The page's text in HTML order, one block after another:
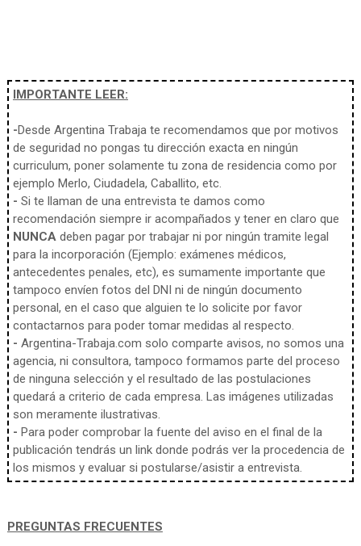
IMPORTANTE LEER:
-Desde Argentina Trabaja te recomendamos que por motivos
de seguridad no pongas tu dirección exacta en ningún
curriculum, poner solamente tu zona de residencia como por
ejemplo Merlo, Ciudadela, Caballito, etc.
- Si te llaman de una entrevista te damos como
recomendación siempre ir acompañados y tener en claro que
NUNCAdeben pagar por trabajar ni por ningún tramite legal
para la incorporación (Ejemplo: exámenes médicos,
antecedentes penales, etc), es sumamente importante que
tampoco envíen fotos del DNI ni de ningún documento
personal, en el caso que alguien te lo solicite por favor
contactarnos para poder tomar medidas al respecto.
- Argentina-Trabaja.com solo comparte avisos, no somos una
agencia, ni consultora, tampoco formamos parte del proceso
de ninguna selección y el resultado de las postulaciones
quedará a criterio de cada empresa. Las imágenes utilizadas
son meramente ilustrativas.
- Para poder comprobar la fuente del aviso en el final de la
publicación tendrás un link donde podrás ver la procedencia de
los mismos y evaluar si postularse/asistir a entrevista.
PREGUNTAS FRECUENTES